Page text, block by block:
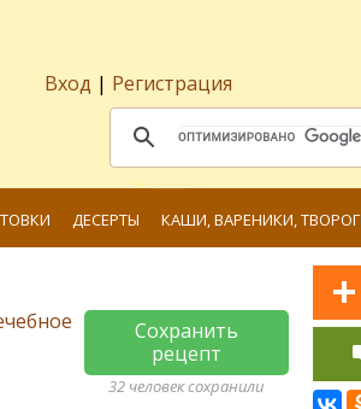
Вход | Регистрация
ДЕСЕРТЫ КАШИ, ВАРЕНИКИ, ТВОРОГ
Сохранить
рецепт
32 человек сохранили